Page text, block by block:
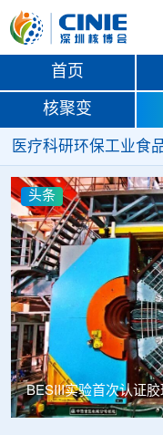
首页
核聚变
医疗科研环保工业食
头条
Thor Medical从
启动